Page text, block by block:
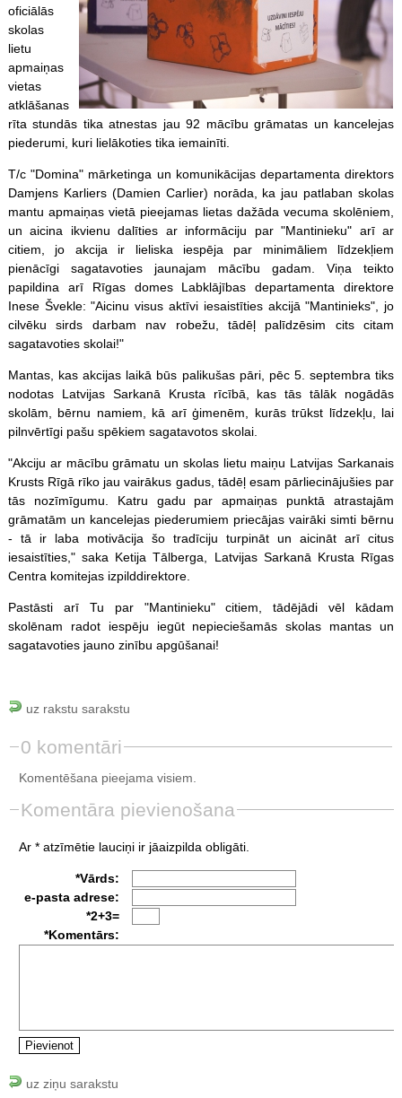
oficiālās
skolas
lietu
apmaiņas
vietas
atklāšanas
rīta stundās tika atnestas jau 92 mācību grāmatas un kancelejas
piederumi, kuri lielākoties tika iemainīti.
T/c "Domina" mārketinga un komunikācijas departamenta direktors
Damjens Karliers (Damien Carlier) norāda, ka jau patlaban skolas
mantu apmaiņas vietā pieejamas lietas dažāda vecuma skolēniem,
un aicina ikvienu dalīties ar informāciju par "Mantinieku" arī ar
citiem, jo akcija ir lieliska iespēja par minimāliem līdzekļiem
pienācīgi sagatavoties jaunajam mācību gadam. Viņa teikto
papildina arī Rīgas domes Labklājības departamenta direktore
Inese Švekle: "Aicinu visus aktīvi iesaistīties akcijā "Mantinieks", jo
cilvēku sirds darbam nav robežu, tādēļ palīdzēsim cits citam
sagatavoties skolai!"
Mantas, kas akcijas laikā būs palikušas pāri, pēc 5. septembra tiks
nodotas Latvijas Sarkanā Krusta rīcībā, kas tās tālāk nogādās
skolām, bērnu namiem, kā arī ģimenēm, kurās trūkst līdzekļu, lai
pilnvērtīgi pašu spēkiem sagatavotos skolai.
"Akciju ar mācību grāmatu un skolas lietu maiņu Latvijas Sarkanais
Krusts Rīgā rīko jau vairākus gadus, tādēļ esam pārliecinājušies par
tās nozīmīgumu. Katru gadu par apmaiņas punktā atrastajām
grāmatām un kancelejas piederumiem priecājas vairāki simti bērnu
- tā ir laba motivācija šo tradīciju turpināt un aicināt arī citus
iesaistīties," saka Ketija Tālberga, Latvijas Sarkanā Krusta Rīgas
Centra komitejas izpilddirektore.
Pastāsti arī Tu par "Mantinieku" citiem, tādējādi vēl kādam
skolēnam radot iespēju iegūt nepieciešamās skolas mantas un
sagatavoties jauno zinību apgūšanai!
uz rakstu sarakstu
0 komentāri
Komentēšana pieejama visiem.
Komentāra pievienošana
Ar * atzīmētie lauciņi ir jāaizpilda obligāti.
*Vārds:
e-pasta adrese:
*2+3=
*Komentārs:
uz ziņu sarakstu